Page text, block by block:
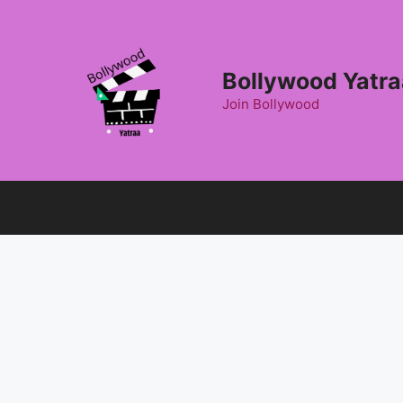
Bollywood
Join Bollywood